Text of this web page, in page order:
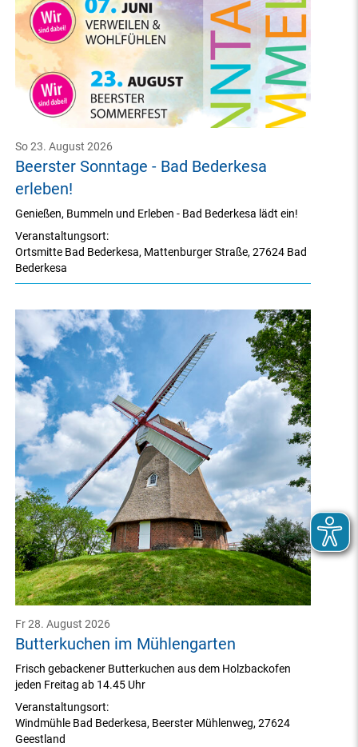
Beerster Sonntage - Bad Bederkesa
erleben!
So 23. August 2026
Veranstaltungsort:
Ortsmitte Bad Bederkesa, Mattenburger Straße,27624 Bad
Bederkesa
Genießen, Bummeln und Erleben - Bad Bederkesa lädt ein!
Butterkuchen im Mühlengarten
Fr 28. August 2026
Veranstaltungsort:
Windmühle Bad Bederkesa, Beerster Mühlenweg,27624
Geestland
Frisch gebackener Butterkuchen aus dem Holzbackofen
jeden Freitag ab 14.45 Uhr